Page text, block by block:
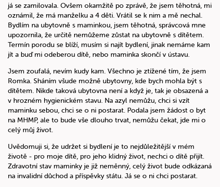
já se zamilovala. Ovšem okamžitě po zprávě, že jsem těhotná, mi
oznámil, že má manželku a 4 děti. Vrátil se k nim a mě nechal.
Bydlím na ubytovně s maminkou, jsem těhotná, správcová mne
upozornila, že určitě nemůžeme zůstat na ubytovně s dítětem.
Termín porodu se blíží, musím si najít bydlení, jinak nemáme kam
jít a buď mi odeberou dítě, nebo maminka skončí v ústavu.
Jsem zoufalá, nevím kudy kam. Všechno je ztížené tím, že jsem
Romka. Sháním všude možně ubytovny, kde bych mohla být s
dítětem. Nikde taková ubytovna není a když je, tak je obsazená a
v hrozném hygienickém stavu. Na azyl nemůžu, chci si vzít
maminku sebou, chci se o ni postarat. Podala jsem žádost o byt
na MHMP, ale to bude vše dlouho trvat, nemůžu čekat, jde mi o
celý můj život.
Uvědomuji si, že udržet si bydlení je to nejdůležitější v mém
životě - pro moje dítě, pro jeho klidný život, nechci o dítě přijít.
Zdravotní stav maminky je již neměnný, celý život bude odkázaná
na invalidní důchod a příspěvky státu. Já se o ni chci postarat.